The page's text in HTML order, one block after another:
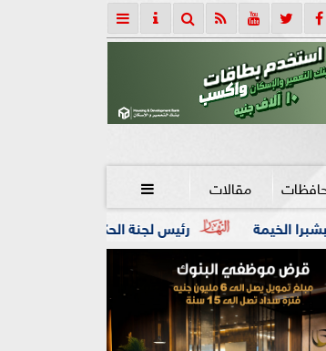
مقالات 
رئيس لجنة الحكام : الفراعنة الدولية لجمباز الايروبيك